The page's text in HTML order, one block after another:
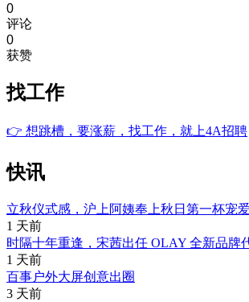
0
评论
0
获赞
找工作
👉 想跳槽，要涨薪，找工作，就上4A招聘
快讯
立秋仪式感，沪上阿姨奉上秋日第一杯宠爱
1 天前
时隔十年重逢，宋茜出任 OLAY 全新品牌
1 天前
百事户外大屏创意出圈
3 天前